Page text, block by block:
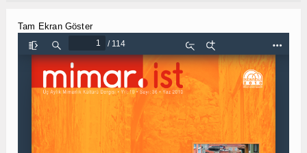
Tam Ekran Göster